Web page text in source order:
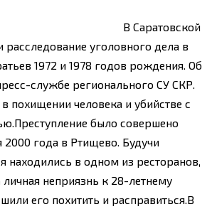
В Саратовской
расследование уголовного дела в
1972 и 1978 годов рождения. Об
службе регионального СУ СКР.
похищении человека и убийстве с
Преступление было совершено
2000 года в Ртищево. Будучи
находились в одном из ресторанов,
личная неприязнь к 28-летнему
его похитить и расправиться.В